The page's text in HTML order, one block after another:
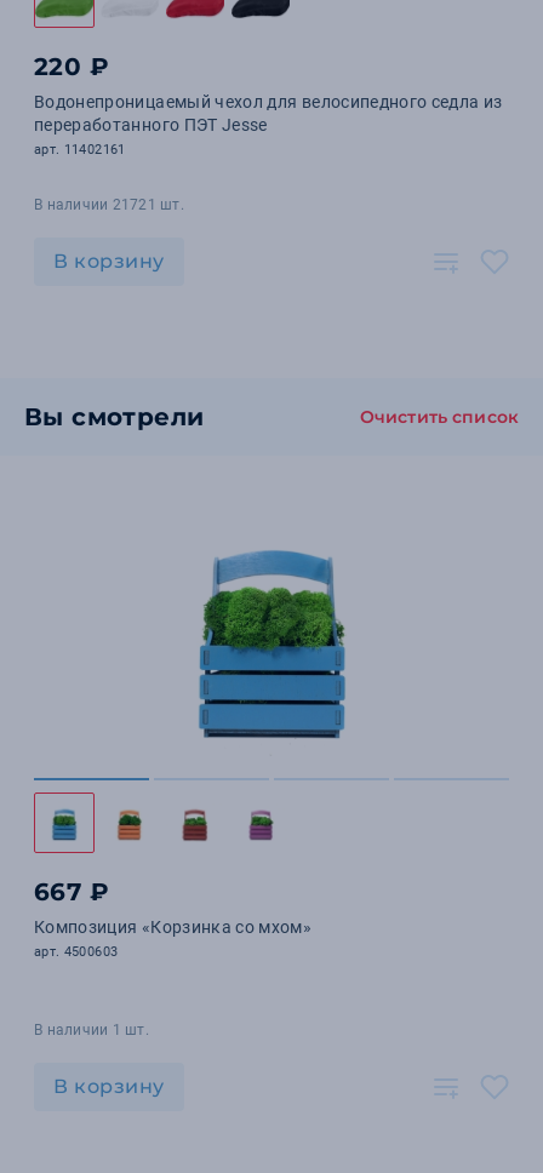
220 ₽
Водонепроницаемый чехол для велосипедного седла из
переработанного ПЭТ Jesse
арт. 11402161
В наличии 21721 шт.
В корзину
Вы смотрели Очистить список
667 ₽
Композиция «Корзинка со мхом»
арт. 4500603
В наличии 1 шт.
В корзину